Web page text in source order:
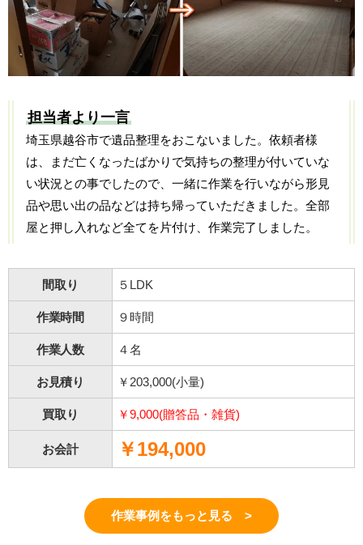
担当者より一言
埼玉県越谷市で遺品整理をおこないました。依頼者様
は、まだ亡くなったばかりで気持ちの整理が付いていな
い状況との事でしたので、一緒に作業を行いながら形見
品や思い出の品などは持ち帰っていただきました。全部
屋と押し入れなど全てを片付け、作業完了しました。
間取り ５LDK
作業時間 ９時間
作業人数 ４名
お見積り ￥203,000(小量)
買取り ￥9,000(贈答品・雑貨)
お会計 ￥194,000
作業事例をもっと見る >